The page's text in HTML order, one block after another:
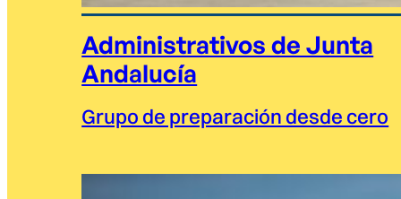
Administrativos de Junta
Andalucía
Grupo de preparación desde cero